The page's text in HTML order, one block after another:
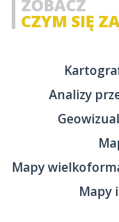
ZOBACZ
CZYM SIĘ
Analizy
Mapy
Mapy